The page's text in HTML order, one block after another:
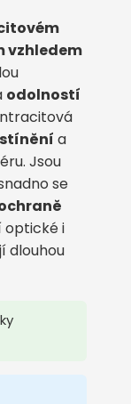
vzhledem
odolností
a
Jsou
se
optické i
dlouhou